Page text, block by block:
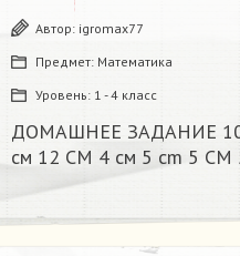
Автор: igromax77
Предмет: Математика
Уровень: 1 - 4 класс
ДОМАШНЕЕ ЗАДАНИЕ 10
см 12 CM 4 см 5 cm 5 CM